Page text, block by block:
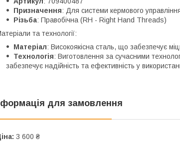
Призначення: Для системи кермового
Різьба: Правобічна (RH - Right Hand Threads)
та технології:
Матеріал: Високоякісна сталь, що забезпечує
Технологія: Виготовлення за сучасними
забезпечує надійність та ефективність у
для замовлення
3 600 ₴